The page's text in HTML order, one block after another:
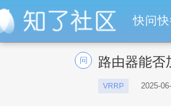
快问
问 路由器能否
VRRP 2025-